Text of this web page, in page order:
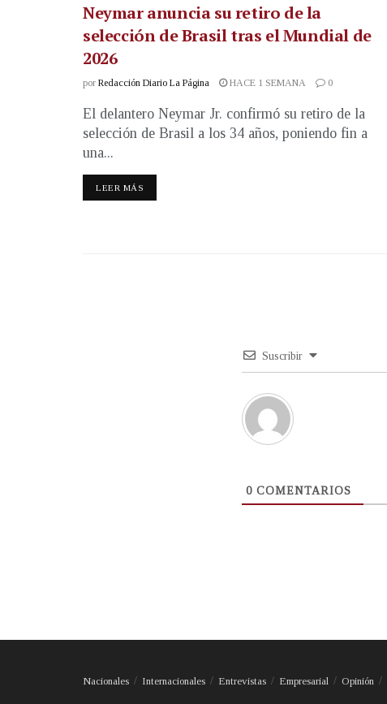
Neymar anuncia su retiro de la
selección de Brasil tras el Mundial de
2026
por Redacción Diario La Página HACE 1 SEMANA 0
El delantero Neymar Jr. confirmó su retiro de la
selección de Brasil a los 34 años, poniendo fin a
una...
LEER MÁS
Suscribir
0 COMENTARIOS
Nacionales Internacionales Entrevistas Empresarial Opinión